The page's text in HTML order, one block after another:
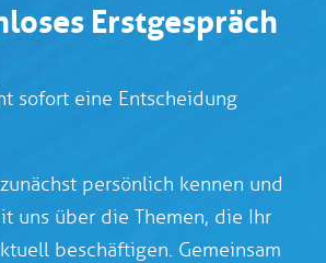
Erstgespräch
sofort eine Entscheidung
persönlich kennen und
uns über die Themen, die Ihr
beschäftigen. Gemeinsam